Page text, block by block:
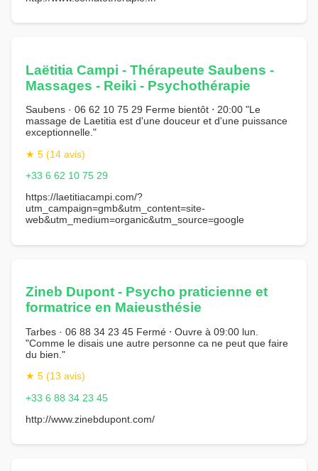
Laëtitia Campi - Thérapeute Saubens -
Massages - Reiki - Psychothérapie
Saubens · 06 62 10 75 29 Ferme bientôt ⋅ 20:00 "Le
massage de Laetitia est d'une douceur et d'une puissance
exceptionnelle."
★ 5 (14 avis)
+33 6 62 10 75 29
https://laetitiacampi.com/?
utm_campaign=gmb&utm_content=site-
web&utm_medium=organic&utm_source=google
Zineb Dupont - Psycho praticienne et
formatrice en Maieusthésie
Tarbes · 06 88 34 23 45 Fermé ⋅ Ouvre à 09:00 lun.
"Comme le disais une autre personne ca ne peut que faire
du bien."
★ 5 (13 avis)
+33 6 88 34 23 45
http://www.zinebdupont.com/